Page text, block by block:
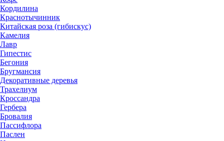
Кордилина
Краснотычинник
Китайская роза (гибискус)
Камелия
Лавр
Гипестис
Бегония
Бругмансия
Декоративные деревья
Трахелиум
Кроссандра
Гербера
Бровалия
Пассифлора
Паслен